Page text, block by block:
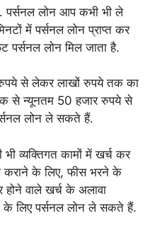
पर्सनल लोन आप कभी भी ले
में पर्सनल लोन प्राप्त कर
लोन मिल जाता है.
से लेकर लाखों रुपये तक का
से न्यूनतम 50 हजार रुपये से
लोन ले सकते हैं.
व्यक्तिगत कामों में खर्च कर
कराने के लिए, फीस भरने के
होने वाले खर्च के अलावा
के लिए पर्सनल लोन ले सकते हैं.